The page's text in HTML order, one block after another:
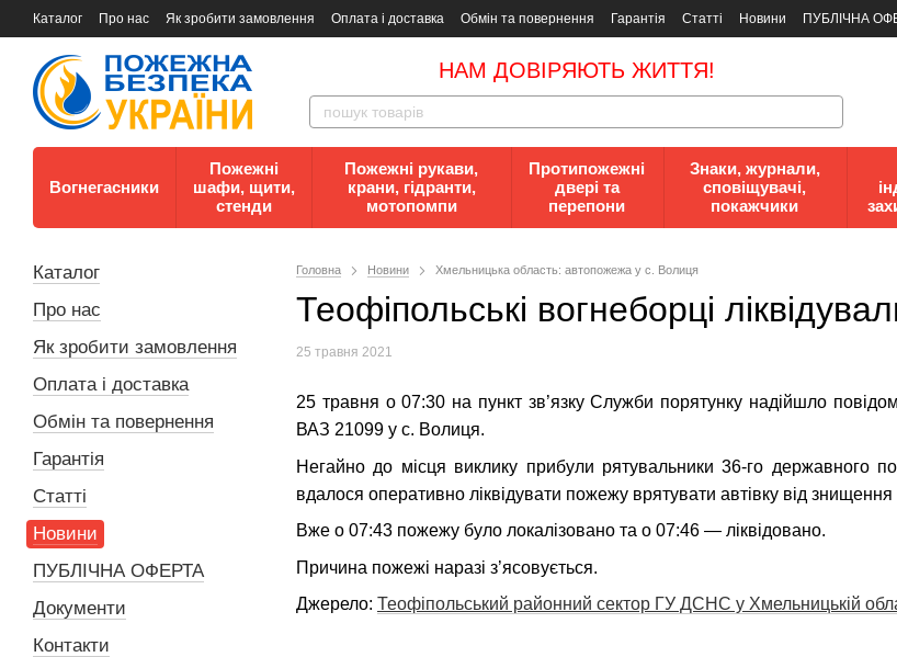
Каталог Про нас Як зробити замовлення Оплата і доставка Обмін та повернення Гарантія Статті Новини
ПУБЛІЧНА
Документи
Контакти Документи з пожежної безпеки
НАМ ДОВІРЯЮТЬ ЖИТТЯ!
Вогнегасники
Пожежні
шафи, щити,
стенди
Пожежні рукави,
крани, гідранти,
мотопомпи
Протипожежні
двері та
перепони
Знаки, журнали,
сповіщувачі,
покажчики
Головна Новини Хмельницька область: автопожежа у с. Волиця
Теофіпольські вогнеборці
25 травня 2021
25 травня о 07:30 на пункт зв’язку Служби порятунку надійшло
ВАЗ 21099 у с. Волиця.
Негайно до місця виклику прибули рятувальники 36-го державного
вдалося оперативно ліквідувати пожежу врятувати автівку від
Вже о 07:43 пожежу було локалізовано та о 07:46 — ліквідовано.
Причина пожежі наразі з’ясовується.
Джерело: Теофіпольський районний сектор ГУ ДСНС у Хмельницькій
Каталог
Про нас
Як зробити замовлення
Оплата і доставка
Обмін та повернення
Гарантія
Статті
Новини
ПУБЛІЧНА ОФЕРТА
Документи
Контакти